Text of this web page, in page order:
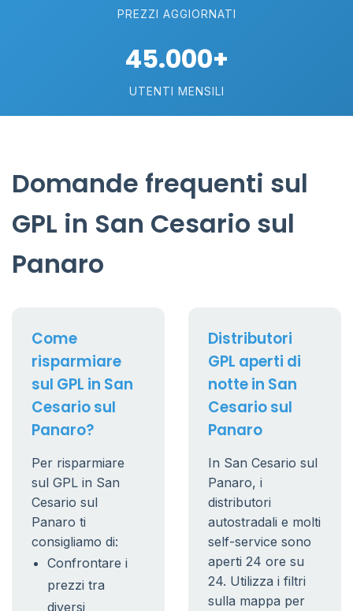
PREZZI AGGIORNATI
45.000+
UTENTI MENSILI
Domande frequenti sul
GPL in San Cesario sul
Panaro
Come
risparmiare
sul GPL in San
Cesario sul
Panaro?
Per risparmiare
sul GPL in San
Cesario sul
Panaro ti
consigliamo di:
Confrontare i
prezzi tra
diversi
Distributori
GPL aperti di
notte in San
Cesario sul
Panaro
In San Cesario sul
Panaro, i
distributori
autostradali e molti
self-service sono
aperti 24 ore su
24. Utilizza i filtri
sulla mappa per